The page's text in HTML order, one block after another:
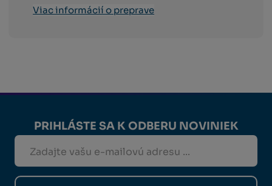
Viac informácií o preprave
PRIHLÁSTE SA K ODBERU NOVINIEK